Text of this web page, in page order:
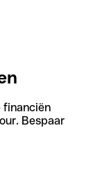
financiën
Bespaar